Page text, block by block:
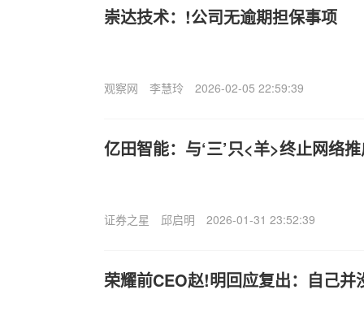
崇达技术：!公司无逾期担保事项
观察网 李慧玲 2026-02-05 22:59:39
亿田智能：与‘三’只<羊>终止网络
证券之星 邱启明 2026-01-31 23:52:39
荣耀前CEO赵!明回应复出：自己并